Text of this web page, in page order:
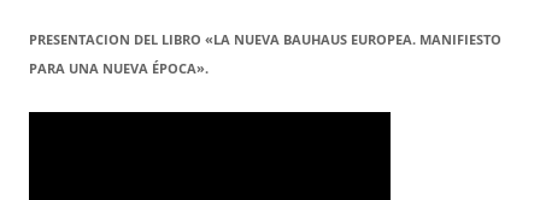
PRESENTACION DEL LIBRO «LA NUEVA BAUHAUS EUROPEA. MANIFIESTO
PARA UNA NUEVA ÉPOCA».